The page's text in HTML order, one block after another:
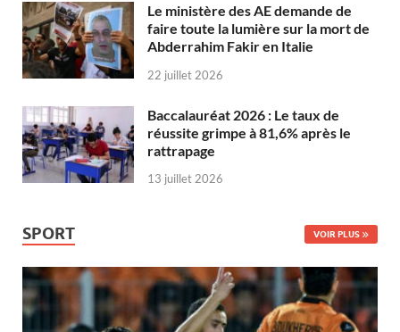
Le ministère des AE demande de
faire toute la lumière sur la mort de
Abderrahim Fakir en Italie
22 juillet 2026
Baccalauréat 2026 : Le taux de
réussite grimpe à 81,6% après le
rattrapage
13 juillet 2026
SPORT VOIR PLUS